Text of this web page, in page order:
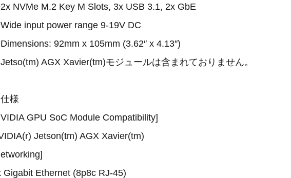
NVMe M.2 Key M Slots, 3x USB 3.1, 2x GbE
input power range 9-19V DC
92mm x 105mm (3.62″ x 4.13″)
AGX Xavier(tm)モジュールは含まれておりません。
仕様
GPU SoC Module Compatibility]
Jetson(tm) AGX Xavier(tm)
Gigabit Ethernet (8p8c RJ-45)